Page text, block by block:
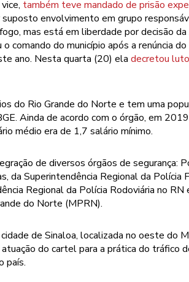
também teve mandado de prisão
suposto envolvimento em grupo
mas está em liberdade por decisão da
comando do município após a renúncia
ano. Nesta quarta (20) ela decretou
do Rio Grande do Norte e tem uma
Ainda de acordo com o órgão, em
médio era de 1,7 salário mínimo.
de diversos órgãos de segurança:
da Superintendência Regional da Polícia
Regional da Polícia Rodoviária no RN
do Norte (MPRN).
de Sinaloa, localizada no oeste do
do cartel para a prática do tráfico
país.